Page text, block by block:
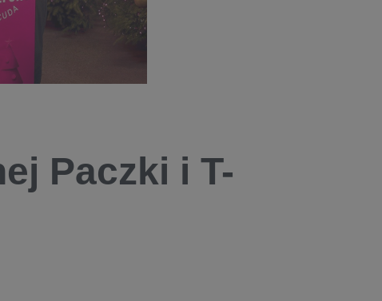
Paczki i T-